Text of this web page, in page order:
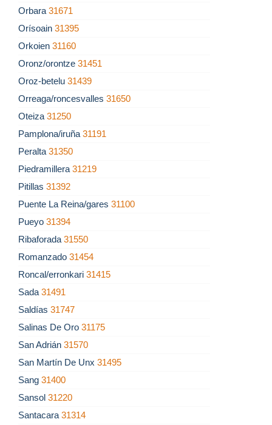
Orbara 31671
Orísoain 31395
Orkoien 31160
Oronz/orontze 31451
Oroz-betelu 31439
Orreaga/roncesvalles 31650
Oteiza 31250
Pamplona/iruña 31191
Peralta 31350
Piedramillera 31219
Pitillas 31392
Puente La Reina/gares 31100
Pueyo 31394
Ribaforada 31550
Romanzado 31454
Roncal/erronkari 31415
Sada 31491
Saldías 31747
Salinas De Oro 31175
San Adrián 31570
San Martín De Unx 31495
Sang 31400
Sansol 31220
Santacara 31314